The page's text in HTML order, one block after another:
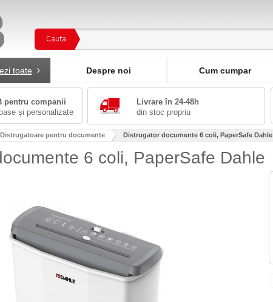
Cauta
toate Despre noi Cum cumpar
pentru companii
și personalizate
Livrare în 24-48h
din stoc propriu
Distrugatoare pentru documente Distrugator documente 6 coli, PaperSafe Dahle
6 coli, PaperSafe Dahle